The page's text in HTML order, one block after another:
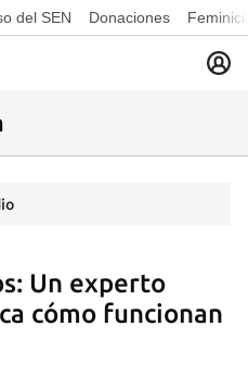
del SEN Donaciones
Un experto
cómo funcionan